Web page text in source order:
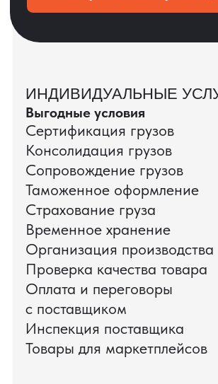
КЕЙС ПАО «РОСТЕЛЕКОМ»
ПАО «Ростелеком» доверяет нам полный
цикл международных поставок — от
поиска и проверки поставщиков до
доставки оборудования.
Мы обеспечили полный цикл работ:
проверку продукции, логистику,
таможенное оформление и контроль
сроков. В результате все товары были
доставлены точно в срок и без
дополнительных рисков.
PRO TORG — проверенный партнёр по
международной логистике для ведущих
федеральных компаний.